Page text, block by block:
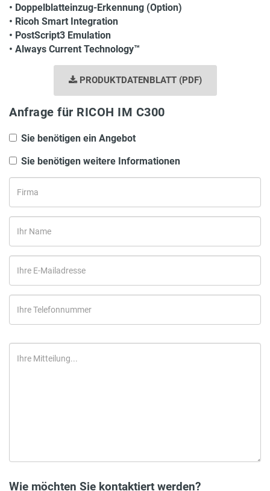
• Doppelblatteinzug-Erkennung (Option)
• Ricoh Smart Integration
• PostScript3 Emulation
• Always Current Technology™
PRODUKTDATENBLATT (PDF)
Anfrage für RICOH IM C300
Sie benötigen ein Angebot
Sie benötigen weitere Informationen
Wie möchten Sie kontaktiert werden?